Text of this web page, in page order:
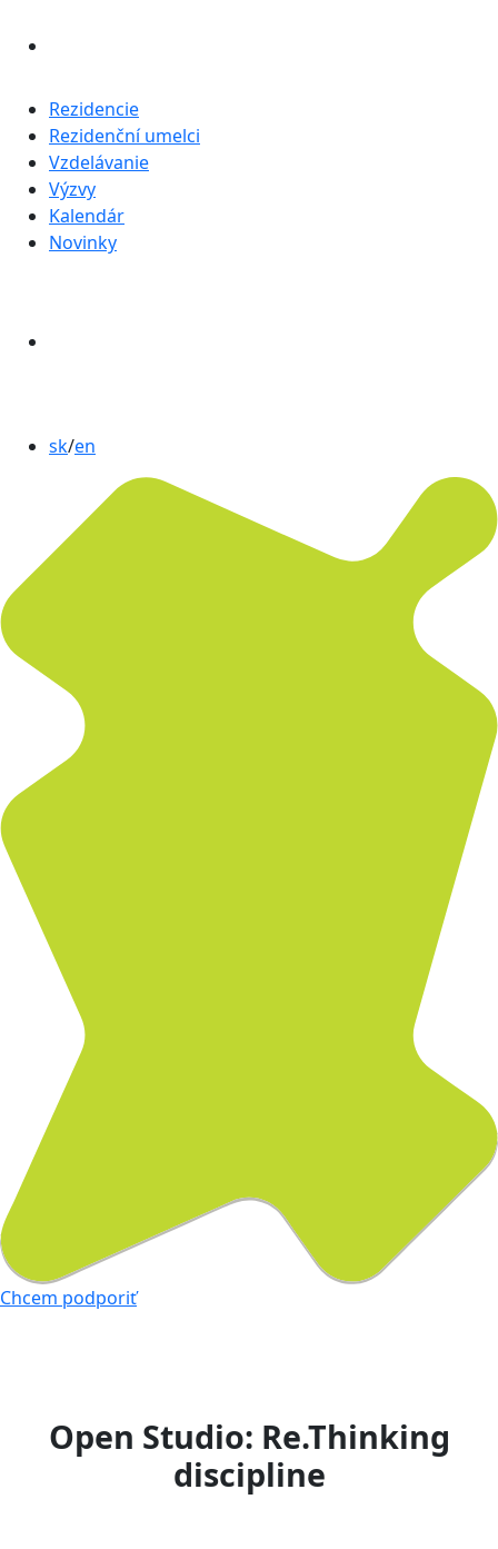
Rezidencie
Rezidenční umelci
Vzdelávanie
Výzvy
Kalendár
Novinky
sk/en
Chcem podporiť
Open Studio: Re.Thinking
discipline